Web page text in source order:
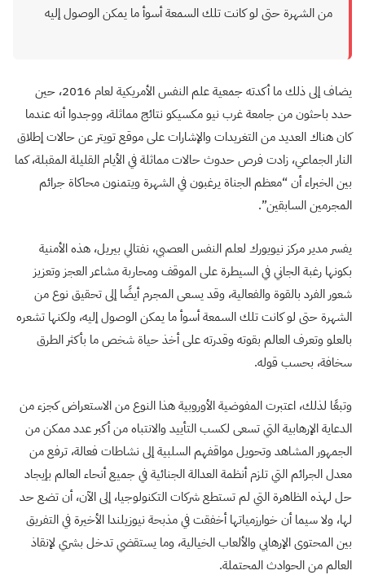
من الشهرة حتى لو كانت تلك السمعة أسوأ ما يمكن الوصول إليه
يضاف إلى ذلك ما أكدته جمعية علم النفس الأمريكية لعام 2016، حين
حدد باحثون من جامعة غرب نيو مكسيكو نتائج مماثلة، ووجدوا أنه عندما
كان هناك العديد من التغريدات والإشارات على موقع تويتر عن حالات إطلاق
النار الجماعي، زادت فرص حدوث حالات مماثلة في الأيام القليلة المقبلة، كما
بين الخبراء أن “معظم الجناة يرغبون في الشهرة ويتمنون محاكاة جرائم
المجرمين السابقين”.
يفسر مدير مركز نيويورك لعلم النفس العصبي، نفتالي بيريل، هذه الأمنية
بكونها رغبة الجاني في السيطرة على الموقف ومحاربة مشاعر العجز وتعزيز
شعور الفرد بالقوة والفعالية، وقد يسعى المجرم أيضًا إلى تحقيق نوع من
الشهرة حتى لو كانت تلك السمعة أسوأ ما يمكن الوصول إليه، ولكنها تشعره
بالعلو وتعرف العالم بقوته وقدرته على أخذ حياة شخص ما بأكثر الطرق
سخافة، بحسب قوله.
وتبعًا لذلك، اعتبرت المفوضية الأوروبية هذا النوع من الاستعراض كجزء من
الدعاية الإرهابية التي تسعى لكسب التأييد والانتباه من أكبر عدد ممكن من
الجمهور المشاهد وتحويل مواقفهم السلبية إلى نشاطات فعالة، ترفع من
معدل الجرائم التي تلزم أنظمة العدالة الجنائية في جميع أنحاء العالم بإيجاد
حل لهذه الظاهرة التي لم تستطع شركات التكنولوجيا، إلى الآن، أن تضع حد
لها، ولا سيما أن خوارزمياتها أخفقت في مذبحة نيوزيلندا الأخيرة في التفريق
بين المحتوى الإرهابي والألعاب الخيالية، وما يستقضي تدخل بشري لإنقاذ
العالم من الحوادث المحتملة.